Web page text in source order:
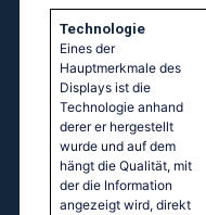
Technologie
Eines der
Hauptmerkmale des
Displays ist die
Technologie anhand
derer er hergestellt
wurde und auf dem
hängt die Qualität, mit
der die Information
angezeigt wird, direkt